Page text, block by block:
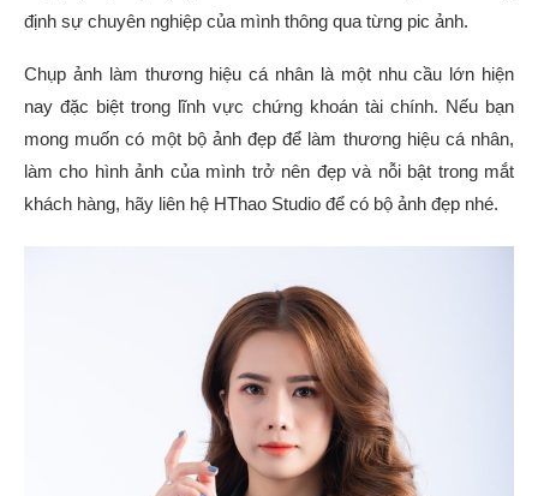
định sự chuyên nghiệp của mình thông qua từng pic ảnh.
Chụp ảnh làm thương hiệu cá nhân là một nhu cầu lớn hiện
nay đặc biệt trong lĩnh vực chứng khoán tài chính. Nếu bạn
mong muốn có một bộ ảnh đẹp để làm thương hiệu cá nhân,
làm cho hình ảnh của mình trở nên đẹp và nỗi bật trong mắt
khách hàng, hãy liên hệ HThao Studio để có bộ ảnh đẹp nhé.